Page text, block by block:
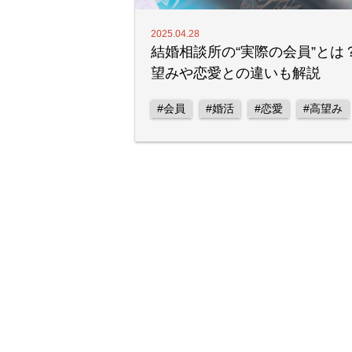
2025.04.28
結婚相談所の“実際の会員”とは
望みや恋愛との違いも解説
#会員 #婚活 #恋愛 #高望み